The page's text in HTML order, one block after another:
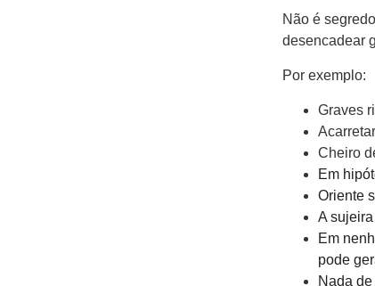
Não é
desencadear
Por exemplo:
Graves
Cheiro
Em
Oriente
A
Em
pode
Nada